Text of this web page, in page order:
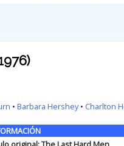
• Barbara Hershey• Charlton